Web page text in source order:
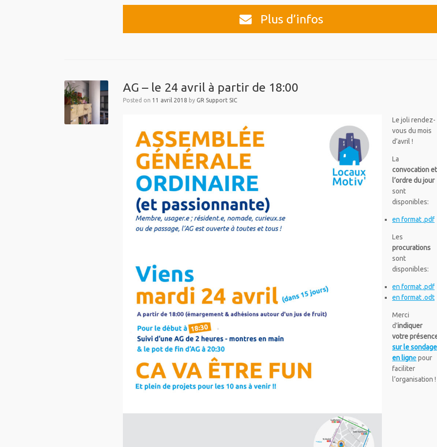
Plus d’infos
AG – le 24 avril à partir de 18:00
Posted on 11 avril 2018 byGR Support SIC
Le joli rendez-
vous du mois
d’avril !
La
convocation et
l’ordre du jour
sont
disponibles:
en format .pdf
Les
procurations
sont
disponibles:
en format .pdf
en format .odt
Merci
d’indiquer
votre
sur le sondage
en ligne pour
faciliter
l’organisation !